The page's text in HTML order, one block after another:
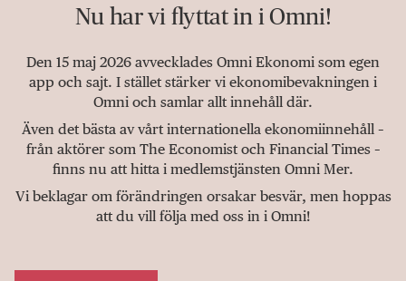
Nu har vi flyttat in i Omni!
Den 15 maj 2026 avvecklades Omni Ekonomi som egen
app och sajt. I stället stärker vi ekonomibevakningen i
Omni och samlar allt innehåll där.
Även det bästa av vårt internationella ekonomiinnehåll –
från aktörer som The Economist och Financial Times –
finns nu att hitta i medlemstjänsten Omni Mer.
Vi beklagar om förändringen orsakar besvär, men hoppas
att du vill följa med oss in i Omni!